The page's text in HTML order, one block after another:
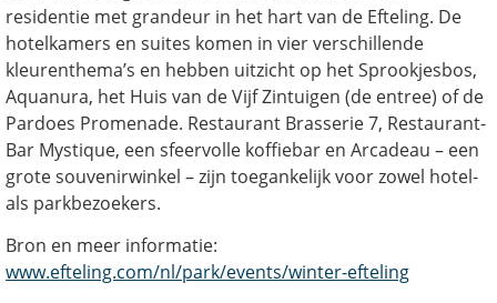
residentie met grandeur in het hart van de Efteling. De
hotelkamers en suites komen in vier verschillende
kleurenthema’s en hebben uitzicht op het Sprookjesbos,
Aquanura, het Huis van de Vijf Zintuigen (de entree) of de
Pardoes Promenade. Restaurant Brasserie 7, Restaurant-
Bar Mystique, een sfeervolle koffiebar en Arcadeau – een
grote souvenirwinkel – zijn toegankelijk voor zowel hotel-
als parkbezoekers.
Bron en meer informatie:
www.efteling.com/nl/park/events/winter-efteling